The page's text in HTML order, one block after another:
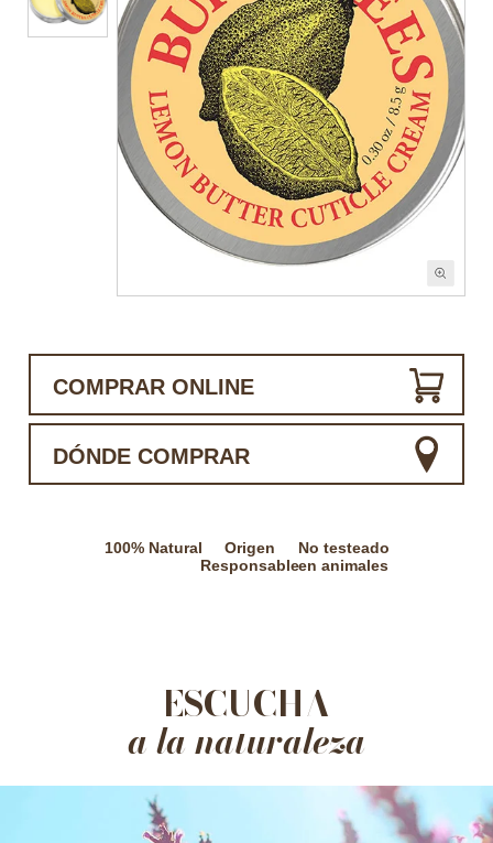
COMPRAR ONLINE
DÓNDE COMPRAR
100% Natural
Origen
Responsable
No testeado
en animales
ESCUCHA
a la naturaleza